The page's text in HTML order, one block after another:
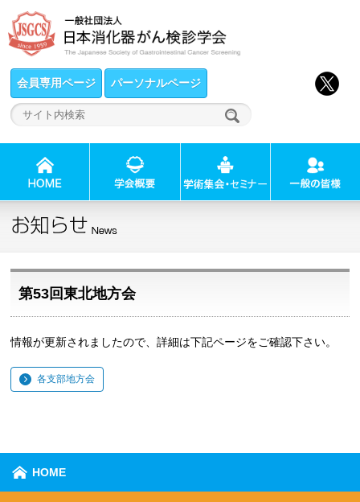
会員専用ページ パーソナルページ
第53回東北地方会
情報が更新されましたので、詳細は下記ページをご確認下さい。
各支部地方会
HOME